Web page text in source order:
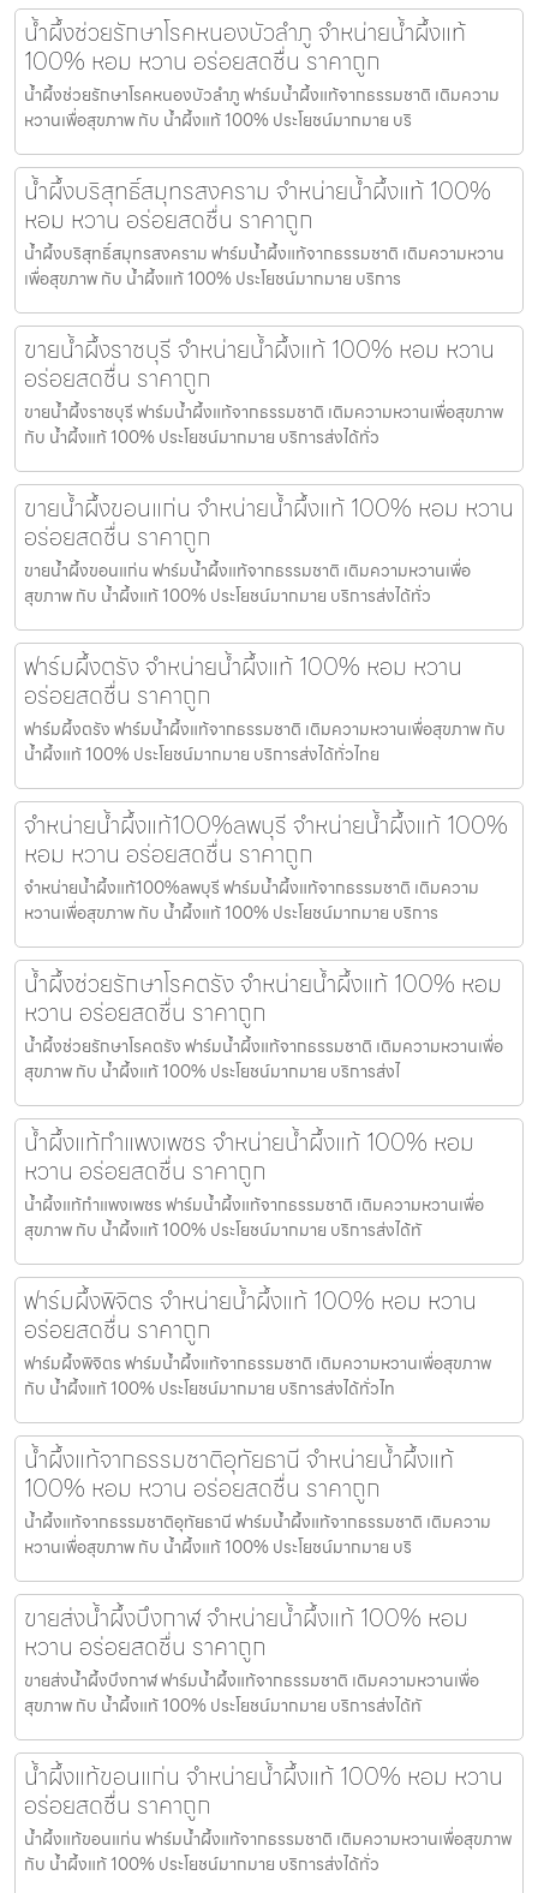
น้ำผึ้งช่วยรักษาโรคหนองบัวลำภู จำหน่ายน้ำผึ้งแท้
100% หอม หวาน อร่อยสดชื่น ราคาถูก
น้ำผึ้งช่วยรักษาโรคหนองบัวลำภู ฟาร์มน้ำผึ้งแท้จากธรรมชาติ เติมความ
หวานเพื่อสุขภาพ กับ น้ำผึ้งแท้ 100% ประโยชน์มากมาย บริ
น้ำผึ้งบริสุทธิ์สมุทรสงคราม จำหน่ายน้ำผึ้งแท้ 100%
หอม หวาน อร่อยสดชื่น ราคาถูก
น้ำผึ้งบริสุทธิ์สมุทรสงคราม ฟาร์มน้ำผึ้งแท้จากธรรมชาติ เติมความหวาน
เพื่อสุขภาพ กับ น้ำผึ้งแท้ 100% ประโยชน์มากมาย บริการ
ขายน้ำผึ้งราชบุรี จำหน่ายน้ำผึ้งแท้ 100% หอม หวาน
อร่อยสดชื่น ราคาถูก
ขายน้ำผึ้งราชบุรี ฟาร์มน้ำผึ้งแท้จากธรรมชาติ เติมความหวานเพื่อสุขภาพ
กับ น้ำผึ้งแท้ 100% ประโยชน์มากมาย บริการส่งได้ทั่ว
ขายน้ำผึ้งขอนแก่น จำหน่ายน้ำผึ้งแท้ 100% หอม หวาน
อร่อยสดชื่น ราคาถูก
ขายน้ำผึ้งขอนแก่น ฟาร์มน้ำผึ้งแท้จากธรรมชาติ เติมความหวานเพื่อ
สุขภาพ กับ น้ำผึ้งแท้ 100% ประโยชน์มากมาย บริการส่งได้ทั่ว
ฟาร์มผึ้งตรัง จำหน่ายน้ำผึ้งแท้ 100% หอม หวาน
อร่อยสดชื่น ราคาถูก
ฟาร์มผึ้งตรัง ฟาร์มน้ำผึ้งแท้จากธรรมชาติ เติมความหวานเพื่อสุขภาพ กับ
น้ำผึ้งแท้ 100% ประโยชน์มากมาย บริการส่งได้ทั่วไทย
จำหน่ายน้ำผึ้งแท้100%ลพบุรี จำหน่ายน้ำผึ้งแท้ 100%
หอม หวาน อร่อยสดชื่น ราคาถูก
จำหน่ายน้ำผึ้งแท้100%ลพบุรี ฟาร์มน้ำผึ้งแท้จากธรรมชาติ เติมความ
หวานเพื่อสุขภาพ กับ น้ำผึ้งแท้ 100% ประโยชน์มากมาย บริการ
น้ำผึ้งช่วยรักษาโรคตรัง จำหน่ายน้ำผึ้งแท้ 100% หอม
หวาน อร่อยสดชื่น ราคาถูก
น้ำผึ้งช่วยรักษาโรคตรัง ฟาร์มน้ำผึ้งแท้จากธรรมชาติ เติมความหวานเพื่อ
สุขภาพ กับ น้ำผึ้งแท้ 100% ประโยชน์มากมาย บริการส่งไ
น้ำผึ้งแท้กำแพงเพชร จำหน่ายน้ำผึ้งแท้ 100% หอม
หวาน อร่อยสดชื่น ราคาถูก
น้ำผึ้งแท้กำแพงเพชร ฟาร์มน้ำผึ้งแท้จากธรรมชาติ เติมความหวานเพื่อ
สุขภาพ กับ น้ำผึ้งแท้ 100% ประโยชน์มากมาย บริการส่งได้ทั
ฟาร์มผึ้งพิจิตร จำหน่ายน้ำผึ้งแท้ 100% หอม หวาน
อร่อยสดชื่น ราคาถูก
ฟาร์มผึ้งพิจิตร ฟาร์มน้ำผึ้งแท้จากธรรมชาติ เติมความหวานเพื่อสุขภาพ
กับ น้ำผึ้งแท้ 100% ประโยชน์มากมาย บริการส่งได้ทั่วไท
น้ำผึ้งแท้จากธรรมชาติอุทัยธานี จำหน่ายน้ำผึ้งแท้
100% หอม หวาน อร่อยสดชื่น ราคาถูก
น้ำผึ้งแท้จากธรรมชาติอุทัยธานี ฟาร์มน้ำผึ้งแท้จากธรรมชาติ เติมความ
หวานเพื่อสุขภาพ กับ น้ำผึ้งแท้ 100% ประโยชน์มากมาย บริ
ขายส่งน้ำผึ้งบึงกาฬ จำหน่ายน้ำผึ้งแท้ 100% หอม
หวาน อร่อยสดชื่น ราคาถูก
ขายส่งน้ำผึ้งบึงกาฬ ฟาร์มน้ำผึ้งแท้จากธรรมชาติ เติมความหวานเพื่อ
สุขภาพ กับ น้ำผึ้งแท้ 100% ประโยชน์มากมาย บริการส่งได้ทั
น้ำผึ้งแท้ขอนแก่น จำหน่ายน้ำผึ้งแท้ 100% หอม หวาน
อร่อยสดชื่น ราคาถูก
น้ำผึ้งแท้ขอนแก่น ฟาร์มน้ำผึ้งแท้จากธรรมชาติ เติมความหวานเพื่อสุขภาพ
กับ น้ำผึ้งแท้ 100% ประโยชน์มากมาย บริการส่งได้ทั่ว